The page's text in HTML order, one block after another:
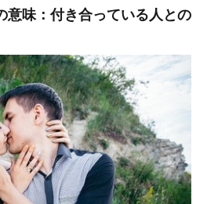
意味：付き合っている人との